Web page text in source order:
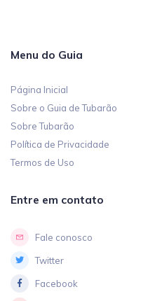
Menu do Guia
Página Inicial
Sobre o Guia de Tubarão
Sobre Tubarão
Política de Privacidade
Termos de Uso
Entre em contato
Fale conosco
Twitter
Facebook